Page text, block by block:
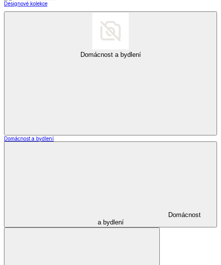
Designové kolekce
Domácnost a bydlení
Domácnost a bydlení
Domácnost
a bydlení